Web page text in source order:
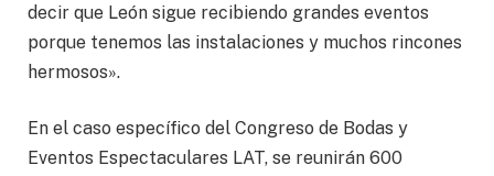
decir que León sigue recibiendo grandes eventos
porque tenemos las instalaciones y muchos rincones
hermosos».
En el caso específico del Congreso de Bodas y
Eventos Espectaculares LAT, se reunirán 600